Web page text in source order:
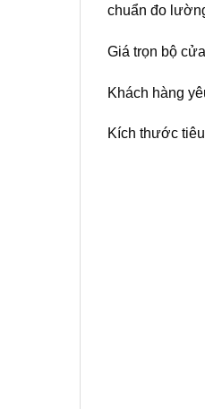
chuẩn đo
Giá trọn bộ
Khách hàng
Kích thước